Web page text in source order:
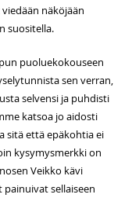
näköjään
suositella.
puoluekokouseen
sen verran,
selvensi ja puhdisti
katsoa jo aidosti
sitä että epäkohtia ei
kysymysmerkki on
Veikko kävi
painuivat sellaiseen